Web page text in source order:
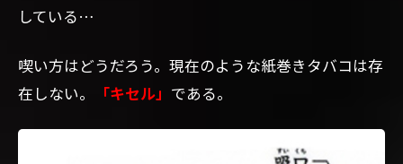
している…
喫い方はどうだろう。現在のような紙巻きタバコは存
在しない。
「キセル」 である。